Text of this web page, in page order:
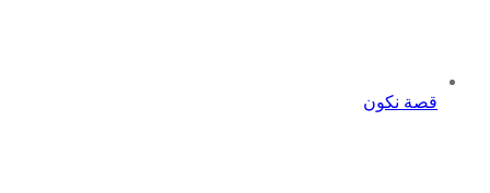
قصة نكون